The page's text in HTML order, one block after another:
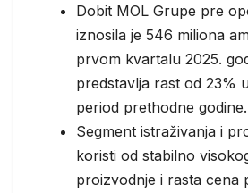
Dobit MOL Grupe pre
iznosila je 546 miliona
prvom kvartalu 2025.
predstavlja rast od 23%
period prethodne godine.
Segment istraživanja i
koristi od stabilno
proizvodnje i rasta cena